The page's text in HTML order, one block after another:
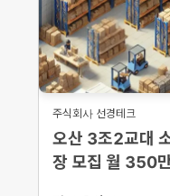
주식회사 선경테크
오산 3조2교대
장 모집 월 350